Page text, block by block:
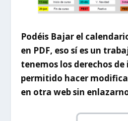
Podéis Bajar el
en PDF, eso sí es un
tenemos los derechos
permitido hacer
en otra web sin